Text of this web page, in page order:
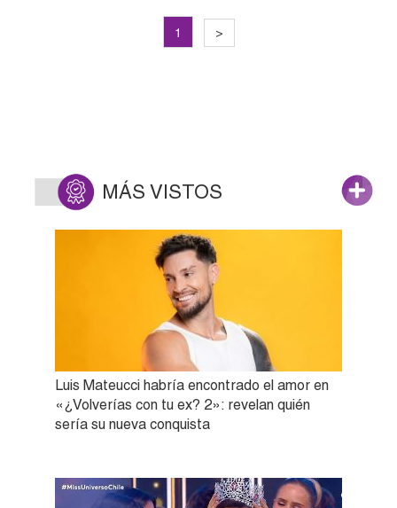
1 >
MÁS VISTOS
Luis Mateucci habría encontrado el amor en
«¿Volverías con tu ex? 2»: revelan quién
sería su nueva conquista